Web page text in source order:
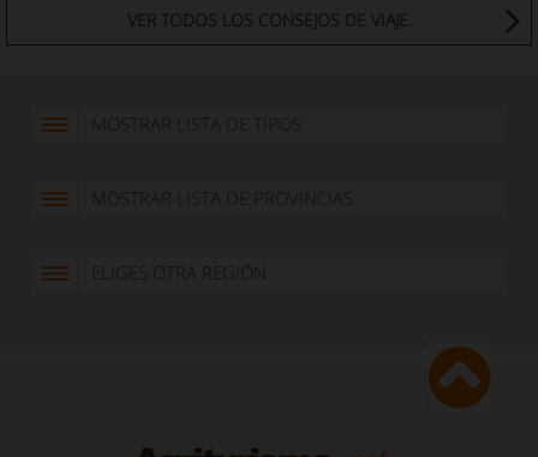
VER TODOS LOS CONSEJOS DE VIAJE.
MOSTRAR LISTA DE TIPOS
MOSTRAR LISTA DE PROVINCIAS
ELIGES OTRA REGIÓN